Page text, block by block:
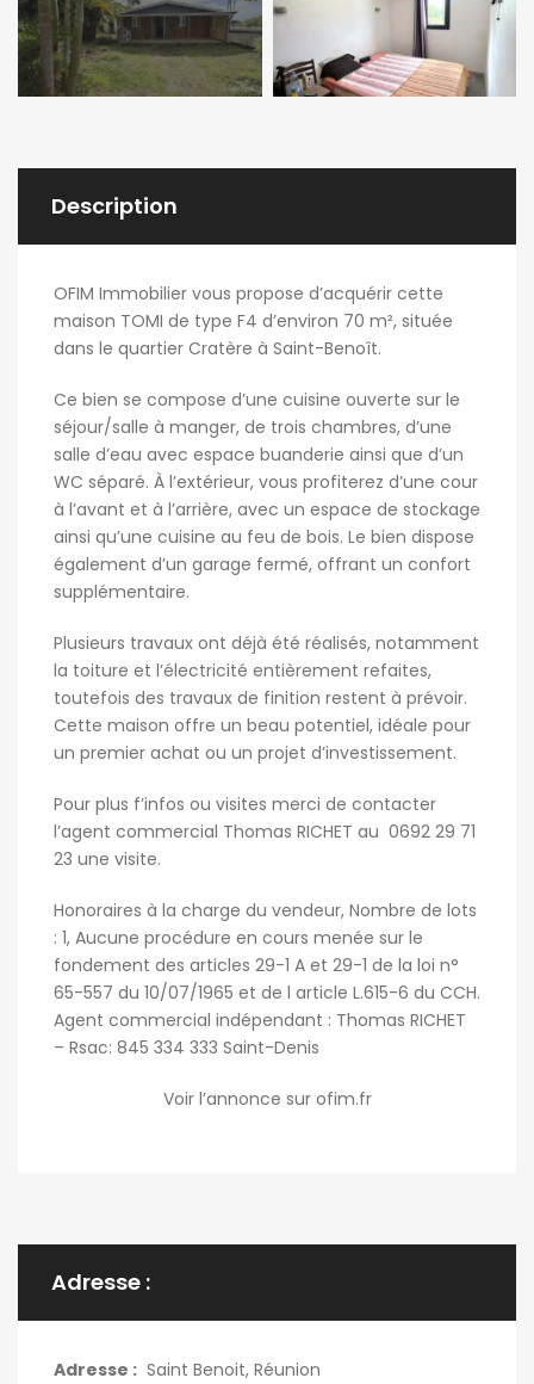
Description
OFIM Immobilier vous propose d’acquérir cette
maison TOMI de type F4 d’environ 70 m², située
dans le quartier Cratère à Saint-Benoît.
Ce bien se compose d’une cuisine ouverte sur le
séjour/salle à manger, de trois chambres, d’une
salle d’eau avec espace buanderie ainsi que d’un
WC séparé. À l’extérieur, vous profiterez d’une cour
à l’avant et à l’arrière, avec un espace de stockage
ainsi qu’une cuisine au feu de bois. Le bien dispose
également d’un garage fermé, offrant un confort
supplémentaire.
Plusieurs travaux ont déjà été réalisés, notamment
la toiture et l’électricité entièrement refaites,
toutefois des travaux de finition restent à prévoir.
Cette maison offre un beau potentiel, idéale pour
un premier achat ou un projet d’investissement.
Pour plus f’infos ou visites merci de contacter
l’agent commercial Thomas RICHET au 0692 29 71
23 une visite.
Honoraires à la charge du vendeur, Nombre de lots
: 1, Aucune procédure en cours menée sur le
fondement des articles 29-1 A et 29-1 de la loi n°
65-557 du 10/07/1965 et de l article L.615-6 du CCH.
Agent commercial indépendant : Thomas RICHET
– Rsac: 845 334 333 Saint-Denis
Voir l’annonce sur ofim.fr
Adresse :
Adresse : Saint Benoit, Réunion